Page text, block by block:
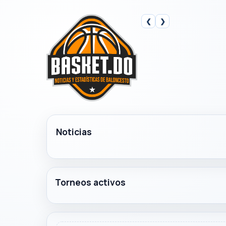
❮ ❯
Noticias
Torneos activos